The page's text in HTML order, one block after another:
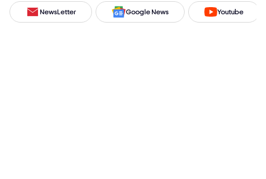
NewsLetter Google News Youtube